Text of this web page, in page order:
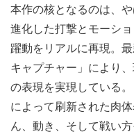
本作の核となるのは、や
進化した打撃とモーシ
躍動をリアルに再現。
キャプチャー」により
の表現を実現している
によって刷新された肉
ん、動き、そして戦い